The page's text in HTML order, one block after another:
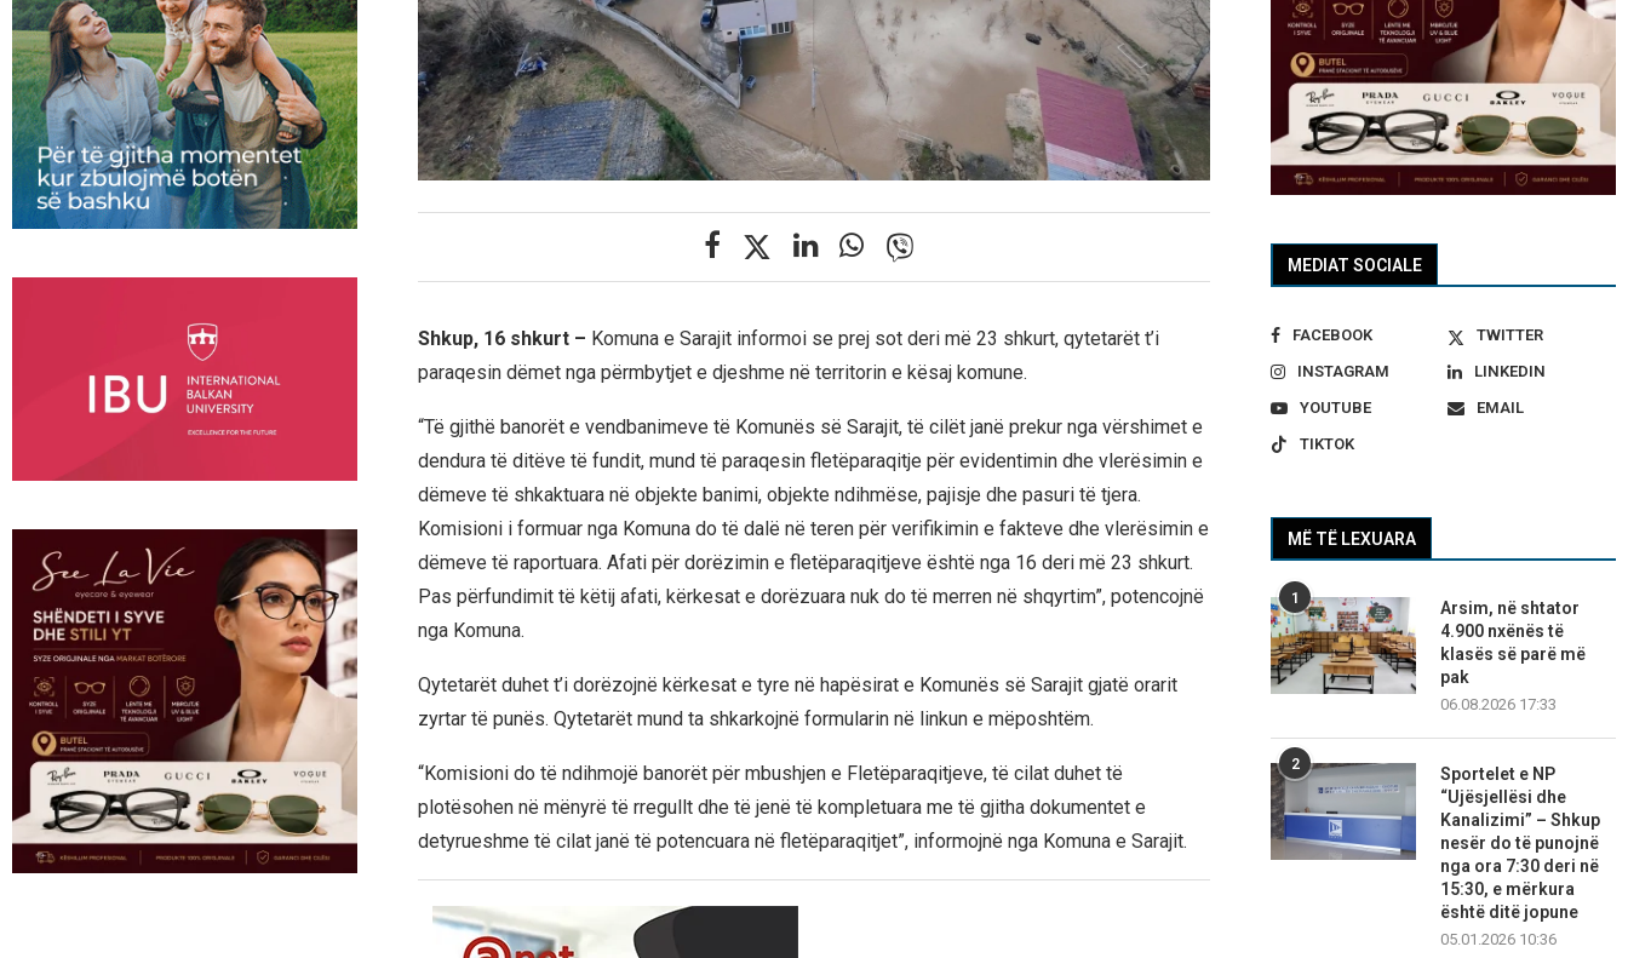
Shkup, 16 shkurt – Komuna e Sarajit informoi se prej sot deri më 23 shkurt, qytetarët t’i
paraqesin dëmet nga përmbytjet e djeshme në territorin e kësaj komune.
“Të gjithë banorët e vendbanimeve të Komunës së Sarajit, të cilët janë prekur nga vërshimet e
dendura të ditëve të fundit, mund të paraqesin fletëparaqitje për evidentimin dhe vlerësimin e
dëmeve të shkaktuara në objekte banimi, objekte ndihmëse, pajisje dhe pasuri të tjera.
Komisioni i formuar nga Komuna do të dalë në teren për verifikimin e fakteve dhe vlerësimin e
dëmeve të raportuara. Afati për dorëzimin e fletëparaqitjeve është nga 16 deri më 23 shkurt.
Pas përfundimit të këtij afati, kërkesat e dorëzuara nuk do të merren në shqyrtim”, potencojnë
nga Komuna.
Qytetarët duhet t’i dorëzojnë kërkesat e tyre në hapësirat e Komunës së Sarajit gjatë orarit
zyrtar të punës. Qytetarët mund ta shkarkojnë formularin në linkun e mëposhtëm.
“Komisioni do të ndihmojë banorët për mbushjen e Fletëparaqitjeve, të cilat duhet të
plotësohen në mënyrë të rregullt dhe të jenë të kompletuara me të gjitha dokumentet e
detyrueshme të cilat janë të potencuara në fletëparaqitjet”, informojnë nga Komuna e Sarajit.
MEDIAT SOCIALE
FACEBOOK
TWITTER
INSTAGRAM
LINKEDIN
YOUTUBE
EMAIL
TIKTOK
MË TË LEXUARA
1
Arsim, në shtator
4.900 nxënës të
klasës së parë më
pak
06.08.2026 17:33
2
Sportelet e NP
“Ujësjellësi dhe
Kanalizimi” – Shkup
nesër do të punojnë
nga ora 7:30 deri në
15:30, e mërkura
është ditë jopune
05.01.2026 10:36